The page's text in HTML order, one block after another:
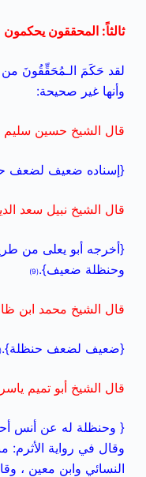
ثالثاً: المحققون
لقد حَكَمَ الـمُحَقِّقُونَ من
وأنها غير صحيحة:
قال الشيخ حسين سليم
{إسناده ضعيف لضعف
قال الشيخ نبيل سعد
{أخرجه أبو يعلى من
وحنظلة ضعيف}.(9)
قال الشيخ محمد ابن
{ضعيف لضعف حنظلة}.(10)
قال الشيخ أبو تميم
{ وحنظلة له عن أنس
وقال في رواية
النسائي وابن معين ،